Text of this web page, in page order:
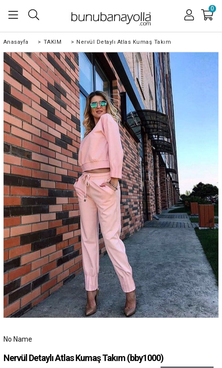
0
Anasayfa > TAKIM > Nervül Detaylı Atlas Kumaş Takım
No Name
Nervül Detaylı Atlas Kumaş Takım(bby1000)